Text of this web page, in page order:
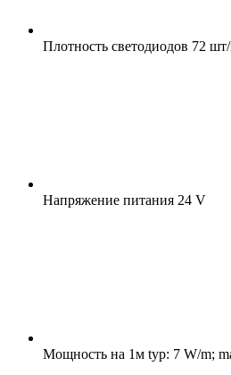
Плотность светодиодов 72
Напряжение питания 24 V
Мощность на 1м typ: 7 W/m;